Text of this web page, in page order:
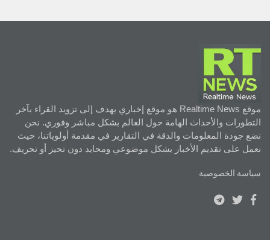
موقع Realtime News هو موقع إخباري يهدف إلى تزويد القراء بآخر
التطورات والأحداث الهامة حول العالم بشكل مباشر وفوري. نحن
نضع جودة المعلومات والدقة في التقارير في مقدمة أولوياتنا، حيث
نعمل على تقديم الأخبار بشكل موضوعي ومحايد دون تحيز أو تحريف.
سياسة الخصوصية